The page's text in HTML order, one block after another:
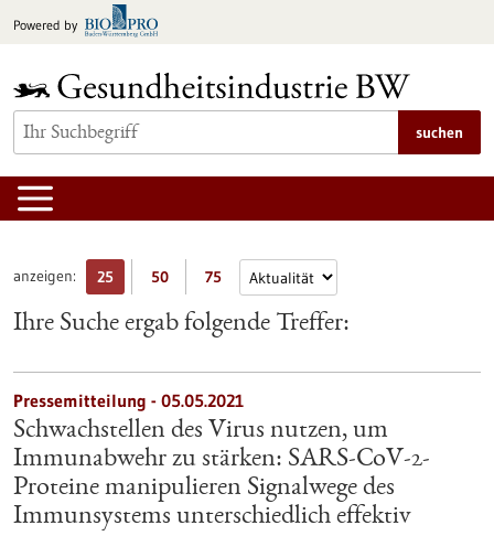
Inhalt
Powered by
suchen
anzeigen: 25 50 75
Ihre Suche ergab folgende Treffer:
Pressemitteilung - 05.05.2021
Schwachstellen des Virus nutzen, um
Immunabwehr zu stärken: SARS-CoV-2-
Proteine manipulieren Signalwege des
Immunsystems unterschiedlich effektiv